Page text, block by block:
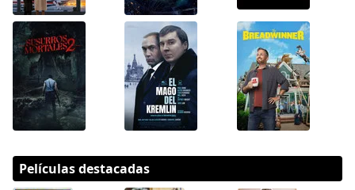
Películas destacadas